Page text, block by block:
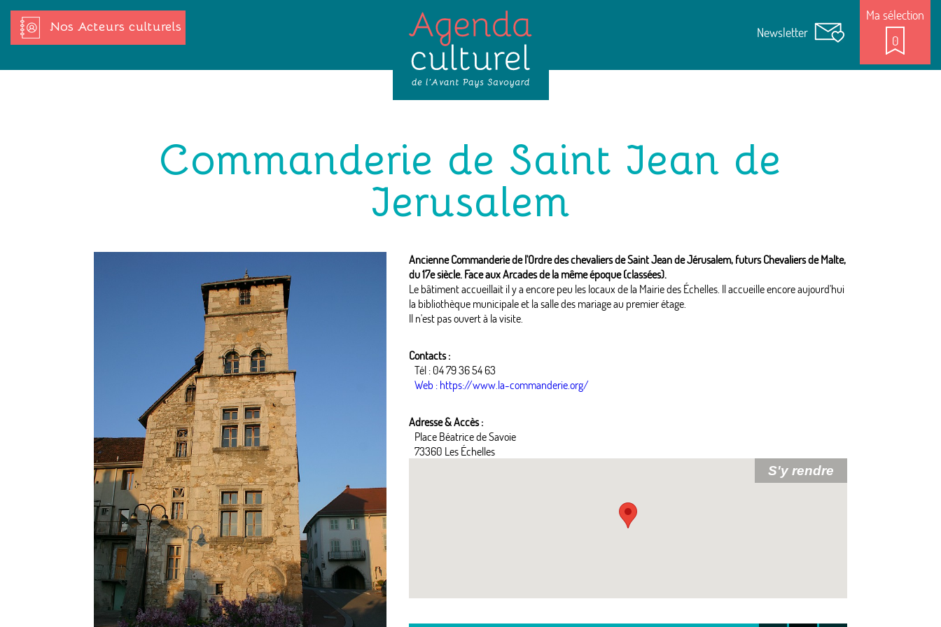
Nos Acteurs culturels Newsletter
Ma sélection
0
Commanderie de Saint Jean de
Jerusalem
Ancienne Commanderie de l'Ordre des chevaliers de Saint Jean de Jérusalem, futurs Chevaliers de Malte,
du 17e siècle. Face aux Arcades de la même époque (classées).
Le bâtiment accueillait il y a encore peu les locaux de la Mairie des Échelles. Il accueille encore aujourd'hui
la bibliothèque municipale et la salle des mariage au premier étage.
Il n'est pas ouvert à la visite.
Contacts :
Tél : 04 79 36 54 63
Web : https://www.la-commanderie.org/
Adresse & Accès :
Place Béatrice de Savoie
73360 Les Échelles